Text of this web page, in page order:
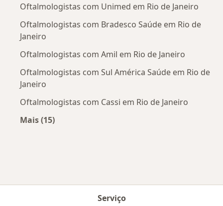
Oftalmologistas com Unimed em Rio de Janeiro
Oftalmologistas com Bradesco Saúde em Rio de
Janeiro
Oftalmologistas com Amil em Rio de Janeiro
Oftalmologistas com Sul América Saúde em Rio de
Janeiro
Oftalmologistas com Cassi em Rio de Janeiro
Mais (15)
Serviço